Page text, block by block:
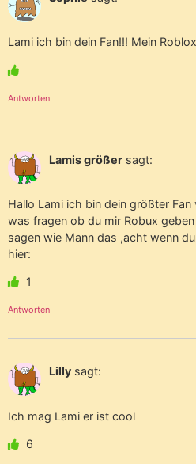
Lami ich bin dein Fan!!! Mein
Antworten
Lamis größer sagt:
Hallo Lami ich bin dein größter
was fragen ob du mir Robux
sagen wie Mann das ,acht wenn
hier:
1
Antworten
Lilly sagt:
Ich mag Lami er ist cool
6